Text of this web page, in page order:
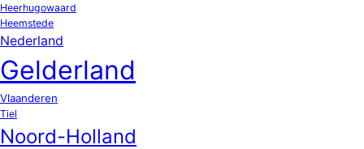
Heerhugowaard
Heemstede
Nederland
Gelderland
Vlaanderen
Tiel
Noord-Holland